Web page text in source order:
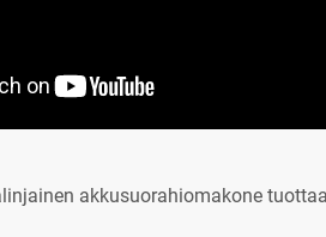
akkusuorahiomakone